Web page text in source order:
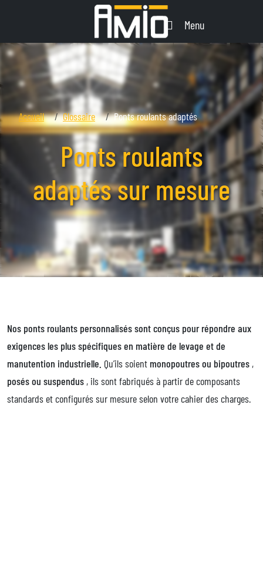
Menu
Accueil Glossaire Ponts roulants adaptés
Ponts roulants
adaptés sur mesure
Nos ponts roulants personnalisés sont conçus pour répondre aux
exigences les plus spécifiques en matière de levage et de
manutention industrielle. Qu’ils soient monopoutres ou bipoutres ,
posés ou suspendus , ils sont fabriqués à partir de composants
standards et configurés sur mesure selon votre cahier des charges.